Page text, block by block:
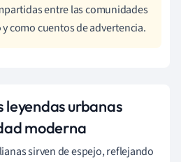
entre las comunidades
como cuentos de advertencia.
leyendas urbanas
moderna
sirven de espejo, reflejando